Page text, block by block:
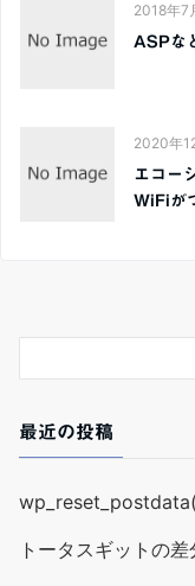
2018年7
ASPな
2020年
エコー
WiFiが
最近の投稿
トータスギットの